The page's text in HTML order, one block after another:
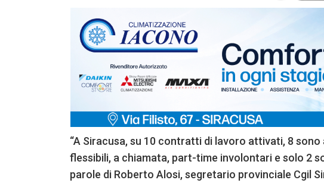
“A Siracusa, su 10 contratti di lavoro attivati, 8
flessibili, a chiamata, part-time involontari e solo 2
parole di Roberto Alosi, segretario provinciale Cgil